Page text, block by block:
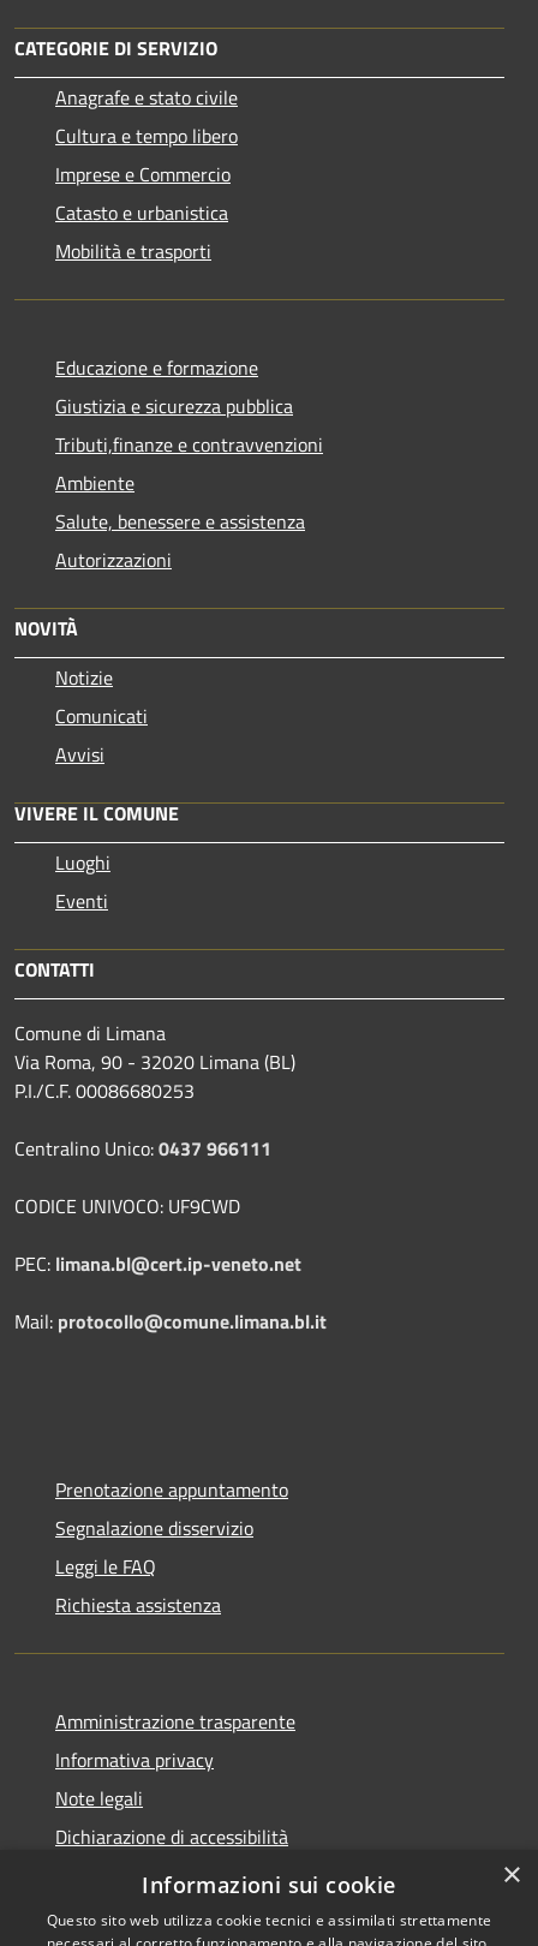
CATEGORIE DI SERVIZIO
Anagrafe e stato civile
Cultura e tempo libero
Imprese e Commercio
Catasto e urbanistica
Mobilità e trasporti
Educazione e formazione
Giustizia e sicurezza pubblica
Tributi,finanze e contravvenzioni
Ambiente
Salute, benessere e assistenza
Autorizzazioni
NOVITÀ
Notizie
Comunicati
Avvisi
VIVERE IL COMUNE
Luoghi
Eventi
CONTATTI
Comune di Limana
Via Roma, 90 - 32020 Limana (BL)
P.I./C.F. 00086680253
Centralino Unico:0437 966111
CODICE UNIVOCO: UF9CWD
PEC: limana.bl@cert.ip-veneto.net
Mail: protocollo@comune.limana.bl.it
Prenotazione appuntamento
Segnalazione disservizio
Leggi le FAQ
Richiesta assistenza
Amministrazione trasparente
Informativa privacy
Note legali
Dichiarazione di accessibilità
Moduli Privacy Amministrazione trasparente
×
Informazioni sui cookie
Questo sito web utilizza cookie tecnici e assimilati strettamente